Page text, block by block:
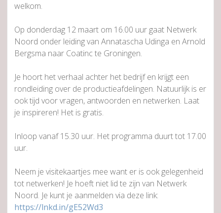
welkom.
Op donderdag 12 maart om 16.00 uur gaat Netwerk
Noord onder leiding van Annatascha Udinga en Arnold
Bergsma naar Coatinc te Groningen.
Je hoort het verhaal achter het bedrijf en krijgt een
rondleiding over de productieafdelingen. Natuurlijk is er
ook tijd voor vragen, antwoorden en netwerken. Laat
je inspireren! Het is gratis.
Inloop vanaf 15.30 uur. Het programma duurt tot 17.00
uur.
Neem je visitekaartjes mee want er is ook gelegenheid
tot netwerken! Je hoeft niet lid te zijn van Netwerk
Noord. Je kunt je aanmelden via deze link:
https://lnkd.in/gE52Wd3